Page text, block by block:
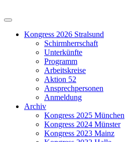
Kongress 2026 Stralsund
Schirmherrschaft
Unterkünfte
Programm
Arbeitskreise
Aktion 52
Ansprechpersonen
Anmeldung
Archiv
Kongress 2025 München
Kongress 2024 Münster
Kongress 2023 Mainz